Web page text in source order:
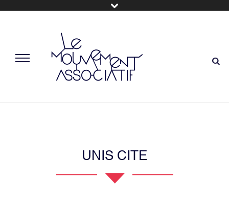
UNIS CITE